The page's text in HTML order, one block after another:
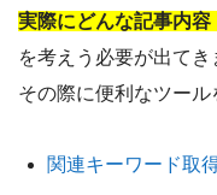
実際にどんな記事内
を考えう必要が出てき
その際に便利なツール
関連キーワード取